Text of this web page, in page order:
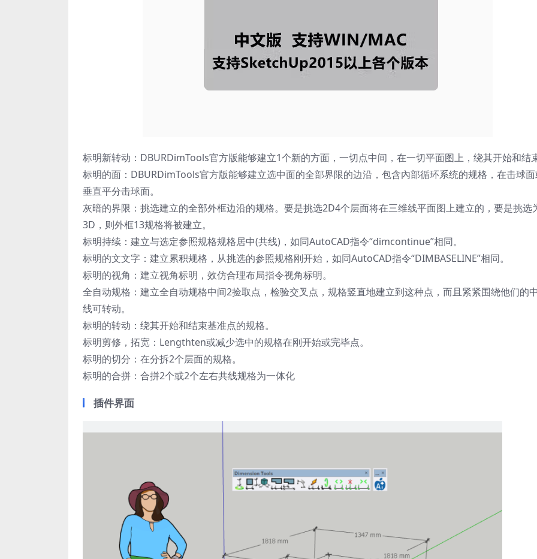
标明新转动：DBURDimTools官方版能够建立1个新的方面，一切点中间，在一切平面图上，绕其开始和结
标明的面：DBURDimTools官方版能够建立选中面的全部界限的边沿，包含內部循环系统的规格，在击球
垂直平分击球面。
灰暗的界限：挑选建立的全部外框边沿的规格。要是挑选2D4个层面将在三维线平面图上建立的，要是挑选
3D，则外框13规格将被建立。
标明持续：建立与选定参照规格规格居中(共线)，如同AutoCAD指令“dimcontinue”相同。
标明的文文字：建立累积规格，从挑选的参照规格刚开始，如同AutoCAD指令“DIMBASELINE”相同。
标明的视角：建立视角标明，效仿合理布局指令视角标明。
全自动规格：建立全自动规格中间2捡取点，检验交叉点，规格竖直地建立到这种点，而且紧紧围绕他们的
线可转动。
标明的转动：绕其开始和结束基准点的规格。
标明剪修，拓宽：Lengthten或减少选中的规格在刚开始或完毕点。
标明的切分：在分拆2个层面的规格。
标明的合拼：合拼2个或2个左右共线规格为一体化
插件界面